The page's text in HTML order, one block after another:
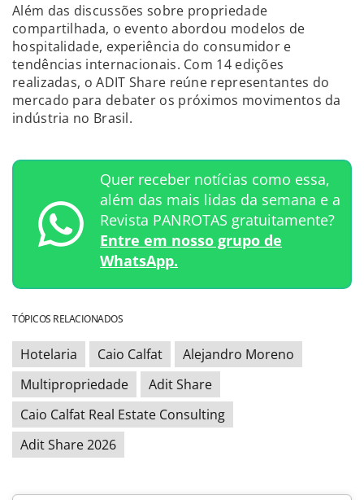
Além das discussões sobre propriedade
compartilhada, o evento abordou modelos de
hospitalidade, experiência do consumidor e
tendências internacionais. Com 14 edições
realizadas, o ADIT Share reúne representantes do
mercado para debater os próximos movimentos da
indústria no Brasil.
Quer receber notícias como essa,
além das mais lidas da semana e a
Revista PANROTAS gratuitamente?
Entre em nosso grupo de
WhatsApp.
TÓPICOS RELACIONADOS
Hotelaria Caio Calfat
Alejandro Moreno
Multipropriedade
Adit Share
Caio Calfat Real Estate Consulting
Adit Share 2026